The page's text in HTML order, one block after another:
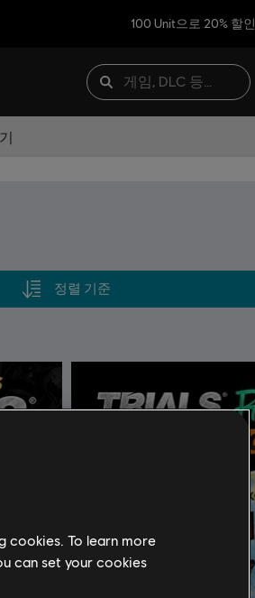
100 Unit으로 20% 할
정렬 기준
cookies. To learn more
can set your cookies